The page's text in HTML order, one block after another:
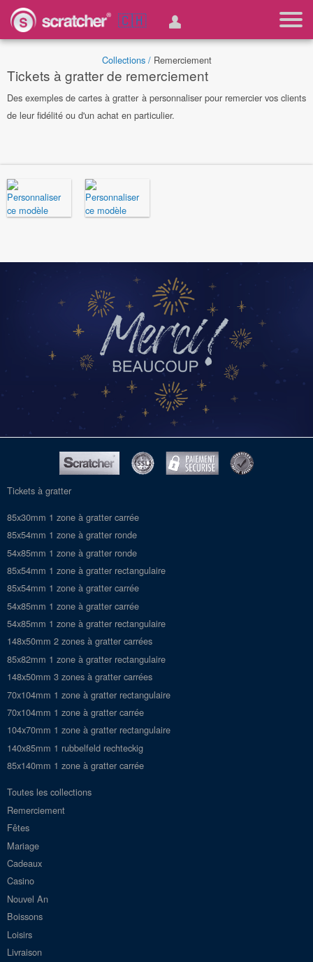
🇨🇭
Collections /Remerciement
Tickets à gratter de remerciement
Des exemples de cartes à gratter à personnaliser pour remercier vos clients
de leur fidélité ou d'un achat en particulier.
Tickets à gratter
85x30mm 1 zone à gratter carrée
85x54mm 1 zone à gratter ronde
54x85mm 1 zone à gratter ronde
85x54mm 1 zone à gratter rectangulaire
85x54mm 1 zone à gratter carrée
54x85mm 1 zone à gratter carrée
54x85mm 1 zone à gratter rectangulaire
148x50mm 2 zones à gratter carrées
85x82mm 1 zone à gratter rectangulaire
148x50mm 3 zones à gratter carrées
70x104mm 1 zone à gratter rectangulaire
70x104mm 1 zone à gratter carrée
104x70mm 1 zone à gratter rectangulaire
140x85mm 1 rubbelfeld rechteckig
85x140mm 1 zone à gratter carrée
Toutes les collections
Remerciement
Fêtes
Mariage
Cadeaux
Casino
Nouvel An
Boissons
Loisirs
Livraison